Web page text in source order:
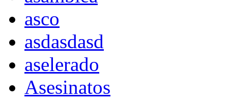
asco
asdasdasd
aselerado
Asesinatos